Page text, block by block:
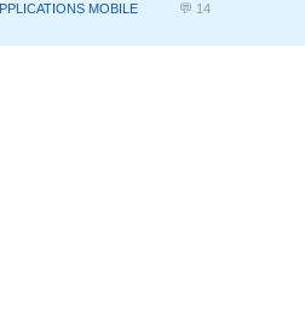
MOBILE 💬 14